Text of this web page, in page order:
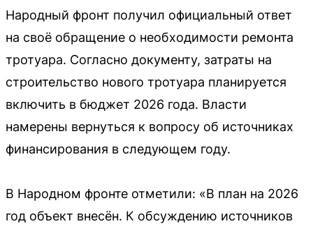
Народный фронт получил официальный ответ
на своё обращение о необходимости ремонта
тротуара. Согласно документу, затраты на
строительство нового тротуара планируется
включить в бюджет 2026 года. Власти
намерены вернуться к вопросу об источниках
финансирования в следующем году.
В Народном фронте отметили: «В план на 2026
год объект внесён. К обсуждению источников